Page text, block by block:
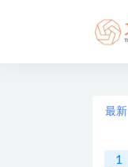
最新
1